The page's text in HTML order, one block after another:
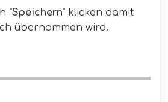
"Speichern" klicken damit
übernommen wird.